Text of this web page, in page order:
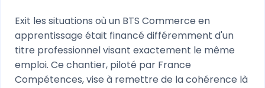
Exit les situations où un BTS Commerce en
apprentissage était financé différemment d'un
titre professionnel visant exactement le même
emploi. Ce chantier, piloté par France
Compétences, vise à remettre de la cohérence là